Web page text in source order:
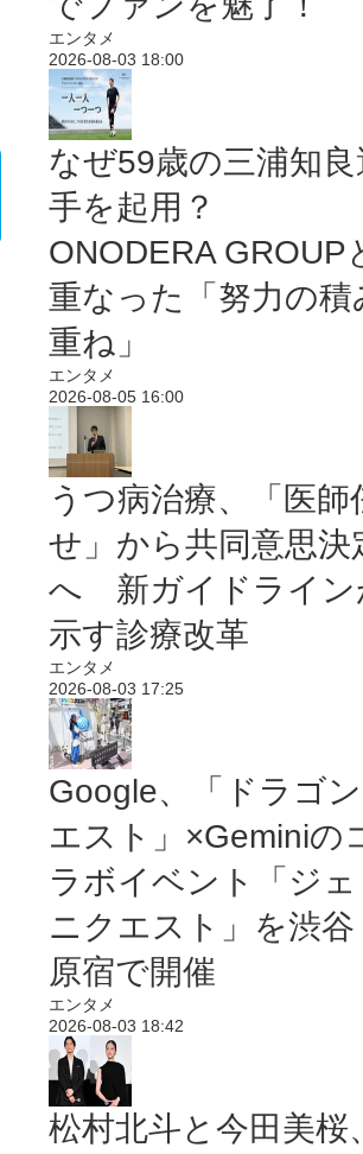
エンタメ
2026-08-03 18:00
なぜ59歳の三浦知良
手を起用？
ONODERA GROUP
重なった「努力の積
重ね」
エンタメ
2026-08-05 16:00
うつ病治療、「医師
せ」から共同意思決
へ 新ガイドライン
示す診療改革
エンタメ
2026-08-03 17:25
Google、「ドラゴン
エスト」×Geminiの
ラボイベント「ジェ
ニクエスト」を渋谷
原宿で開催
エンタメ
2026-08-03 18:42
松村北斗と今田美桜、